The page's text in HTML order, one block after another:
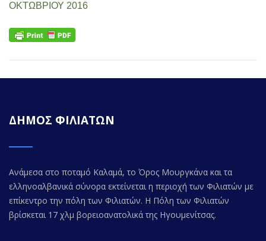
ΟΚΤΩΒΡΙΟΥ 2016
ΔΗΜΟΣ ΦΙΛΙΑΤΩΝ
Ανάμεσα στο ποταμό Καλαμά, το Όρος Μουργκάνα και τα
ελληνοαλβανικά σύνορα εκτείνεται η περιοχή των Φιλιατών με
επίκεντρο την πόλη των Φιλιατών. Η Πόλη των Φιλιατών
βρίσκεται 17 χλμ βορειοανατολικά της Ηγουμενίτσας.